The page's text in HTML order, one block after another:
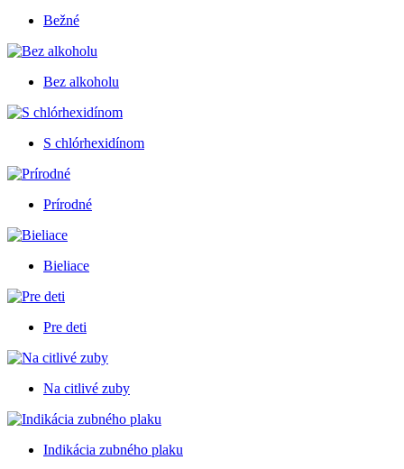
Bežné
Bez alkoholu
S chlórhexidínom
Prírodné
Bieliace
Pre deti
Na citlivé zuby
Indikácia zubného plaku